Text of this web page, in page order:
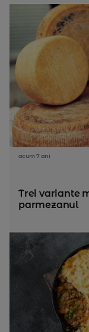
acum 7 ani
Trei variante
parmezanul